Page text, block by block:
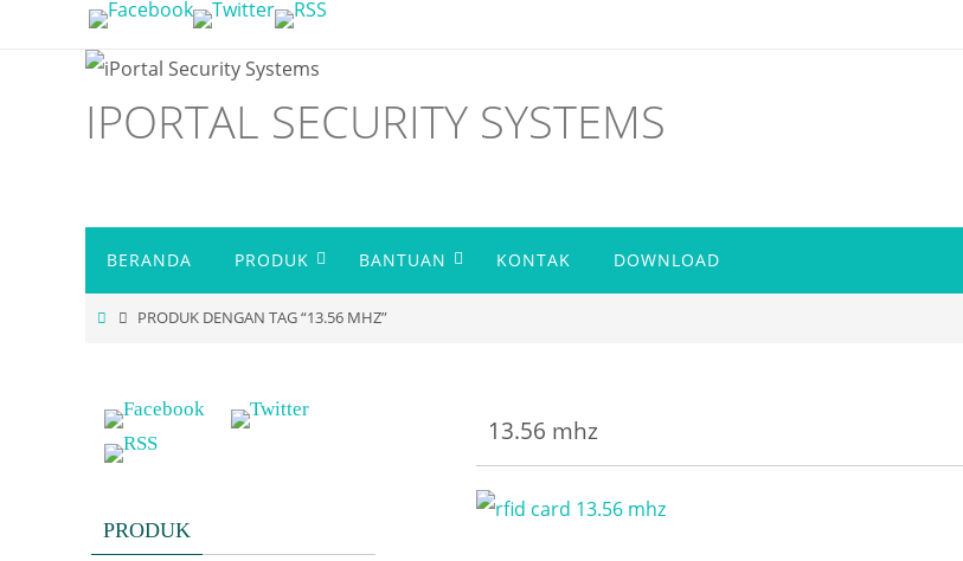
IPORTAL SECURITY SYSTEMS
content
BERANDA PRODUK BANTUAN KONTAK DOWNLOAD
HOMEPRODUK DENGAN TAG “13.56 MHZ”
13.56 mhz
PRODUK